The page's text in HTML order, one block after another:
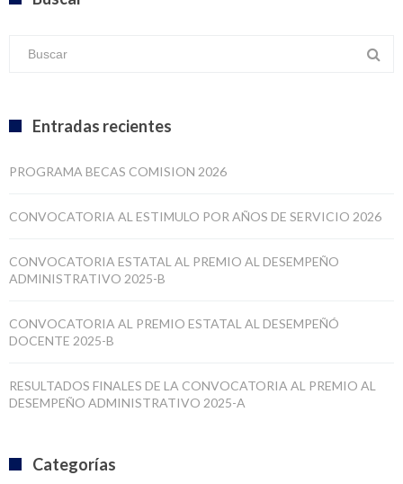
Entradas recientes
PROGRAMA BECAS COMISION 2026
CONVOCATORIA AL ESTIMULO POR AÑOS DE SERVICIO 2026
CONVOCATORIA ESTATAL AL PREMIO AL DESEMPEÑO
ADMINISTRATIVO 2025-B
CONVOCATORIA AL PREMIO ESTATAL AL DESEMPEÑÓ
DOCENTE 2025-B
RESULTADOS FINALES DE LA CONVOCATORIA AL PREMIO AL
DESEMPEÑO ADMINISTRATIVO 2025-A
Categorías